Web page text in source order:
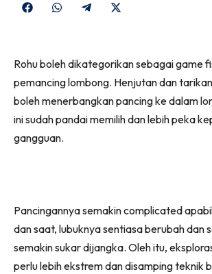
Share
Share
Share
(Twitter)
Rohu boleh dikategorikan sebagai game
pemancing lombong. Henjutan dan
boleh menerbangkan pancing ke dalam
ini sudah pandai memilih dan lebih peka
gangguan.
Pancingannya semakin complicated
dan saat, lubuknya sentiasa berubah dan
semakin sukar dijangka. Oleh itu,
perlu lebih ekstrem dan disamping teknik